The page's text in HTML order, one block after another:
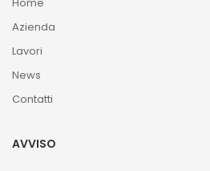
Azienda
Lavori
News
Contatti
AVVISO